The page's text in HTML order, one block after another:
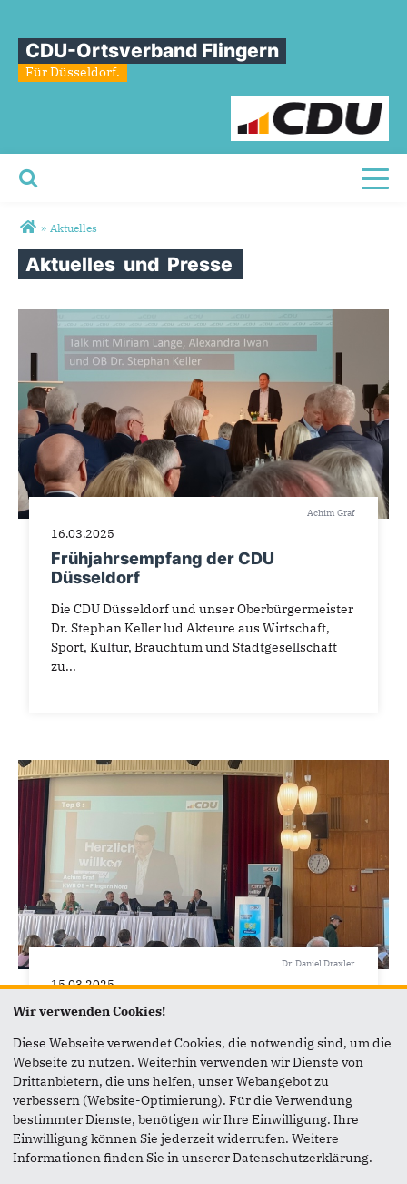
CDU-Ortsverband Flingern
Für Düsseldorf.
Sie sind hier
» Aktuelles
Aktuelles und Presse
Achim Graf
16.03.2025
Frühjahrsempfang der CDU
Düsseldorf
Die CDU Düsseldorf und unser Oberbürgermeister
Dr. Stephan Keller lud Akteure aus Wirtschaft,
Sport, Kultur, Brauchtum und Stadtgesellschaft
zu...
Dr. Daniel Draxler
15.03.2025
Achim Graf und Dominik Silbach als
aufgestellt
Kreisvertreterversammlung zur Kommunalwahl
Wir verwenden Cookies!
Diese Webseite verwendet Cookies, die notwendig sind, um die
Webseite zu nutzen. Weiterhin verwenden wir Dienste von
Drittanbietern, die uns helfen, unser Webangebot zu
verbessern (Website-Optimierung). Für die Verwendung
bestimmter Dienste, benötigen wir Ihre Einwilligung. Ihre
Einwilligung können Sie jederzeit widerrufen. Weitere
Informationen finden Sie in unserer Datenschutzerklärung.